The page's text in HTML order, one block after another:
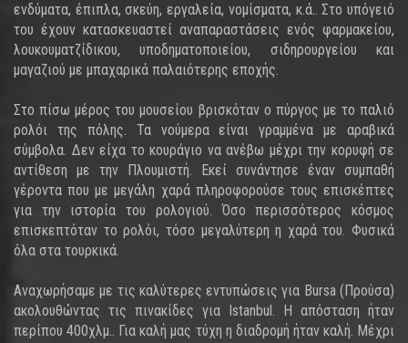
ενδύματα, έπιπλα, σκεύη, εργαλεία, νομίσματα, κ.ά.. Στο υπόγειό
του έχουν κατασκευαστεί αναπαραστάσεις ενός φαρμακείου,
λουκουματζίδικου, υποδηματοποιείου, σιδηρουργείου και
μαγαζιού με μπαχαρικά παλαιότερης εποχής.
Στο πίσω μέρος του μουσείου βρισκόταν ο πύργος με το παλιό
ρολόι της πόλης. Τα νούμερα είναι γραμμένα με αραβικά
σύμβολα. Δεν είχα το κουράγιο να ανέβω μέχρι την κορυφή σε
αντίθεση με την Πλουμιστή. Εκεί συνάντησε έναν συμπαθή
γέροντα που με μεγάλη χαρά πληροφορούσε τους επισκέπτες
για την ιστορία του ρολογιού. Όσο περισσότερος κόσμος
επισκεπτόταν το ρολόι, τόσο μεγαλύτερη η χαρά του. Φυσικά
όλα στα τουρκικά.
Αναχωρήσαμε με τις καλύτερες εντυπώσεις για Bursa (Προύσα)
ακολουθώντας τις πινακίδες για Istanbul. Η απόσταση ήταν
περίπου 400χλμ.. Για καλή μας τύχη η διαδρομή ήταν καλή. Μέχρι